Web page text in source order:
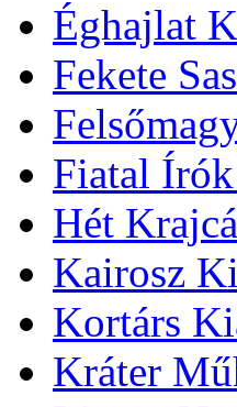
Éghajlat
Fekete
Fiatal Írók
Hét
Kairosz
Kortárs
Kráter